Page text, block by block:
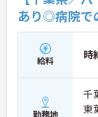
あり◎病院で
給料 時
勤務地
千
東